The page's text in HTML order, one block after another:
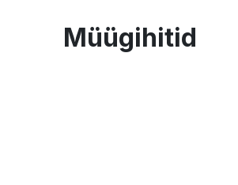
Müügihitid